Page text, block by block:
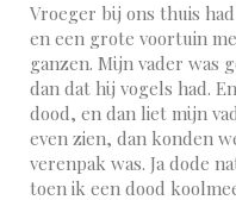
Vroeger bij ons thuis
en een grote voortuin
ganzen. Mijn vader was
dan dat hij vogels had.
dood, en dan liet mijn
even zien, dan konden
verenpak was. Ja dode
toen ik een dood